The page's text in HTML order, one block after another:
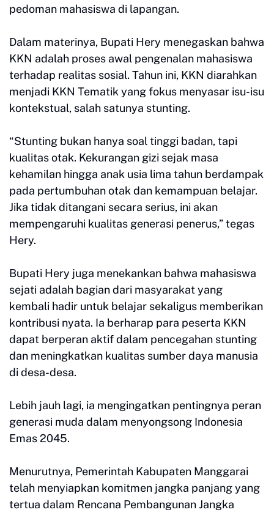
pedoman mahasiswa di lapangan.
Dalam materinya, Bupati Hery menegaskan bahwa
KKN adalah proses awal pengenalan mahasiswa
terhadap realitas sosial. Tahun ini, KKN diarahkan
menjadi KKN Tematik yang fokus menyasar isu-isu
kontekstual, salah satunya stunting.
“Stunting bukan hanya soal tinggi badan, tapi
kualitas otak. Kekurangan gizi sejak masa
kehamilan hingga anak usia lima tahun berdampak
pada pertumbuhan otak dan kemampuan belajar.
Jika tidak ditangani secara serius, ini akan
mempengaruhi kualitas generasi penerus,” tegas
Hery.
Bupati Hery juga menekankan bahwa mahasiswa
sejati adalah bagian dari masyarakat yang
kembali hadir untuk belajar sekaligus memberikan
kontribusi nyata. Ia berharap para peserta KKN
dapat berperan aktif dalam pencegahan stunting
dan meningkatkan kualitas sumber daya manusia
di desa-desa.
Lebih jauh lagi, ia mengingatkan pentingnya peran
generasi muda dalam menyongsong Indonesia
Emas 2045.
Menurutnya, Pemerintah Kabupaten Manggarai
telah menyiapkan komitmen jangka panjang yang
tertua dalam Rencana Pembangunan Jangka